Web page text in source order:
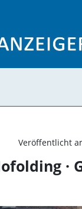
Veröffentlicht
·